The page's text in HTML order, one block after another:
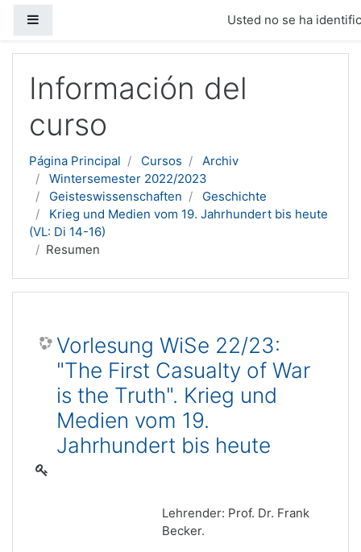
Usted no se ha
Información del
curso
Página Principal Cursos
Archiv
Wintersemester 2022/2023
Geisteswissenschaften
Geschichte
Krieg und Medien vom 19. Jahrhundert bis heute
(VL: Di 14-16)
Resumen
Vorlesung WiSe 22/23:
"The First Casualty of War
is the Truth". Krieg und
Medien vom 19.
Jahrhundert bis heute
Lehrender: Prof. Dr. Frank
Becker.